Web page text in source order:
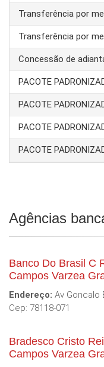
Transferência por
Transferência por
Concessão de
PACOTE
PACOTE
PACOTE
PACOTE
Agências
Banco Do Brasil C
Campos Varzea
Endereço: Av Goncalo
Cep: 78118-071
Bradesco Cristo
Campos Varzea